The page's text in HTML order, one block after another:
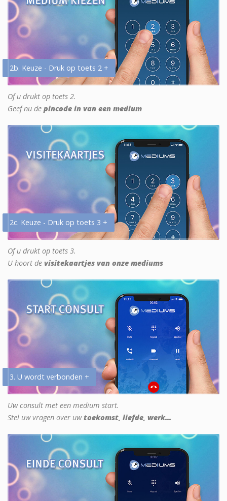
2b. Keuze - Druk op toets 2 +
Of u drukt op toets 2.
Geef nu de pincode in van een medium
2c. Keuze - Druk op toets 3 +
Of u drukt op toets 3.
U hoort de visitekaartjes van onze mediums
3. U wordt verbonden +
Uw consult met een medium start.
Stel uw vragen over uwtoekomst, liefde, werk...